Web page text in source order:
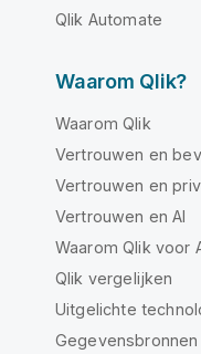
Qlik Automate
Waarom Qlik?
Waarom Qlik
Vertrouwen en
Vertrouwen en
Vertrouwen en AI
Waarom Qlik voor
Qlik vergelijken
Uitgelichte